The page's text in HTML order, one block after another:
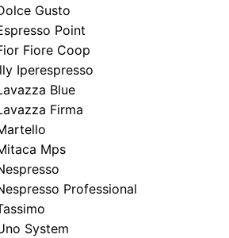
Gusto
Point
Fiore Coop
Iperespresso
Blue
Firma
Mps
Professional
System